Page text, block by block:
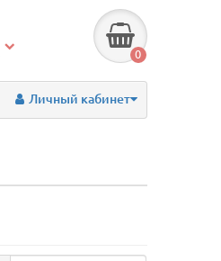
0
Личный кабинет